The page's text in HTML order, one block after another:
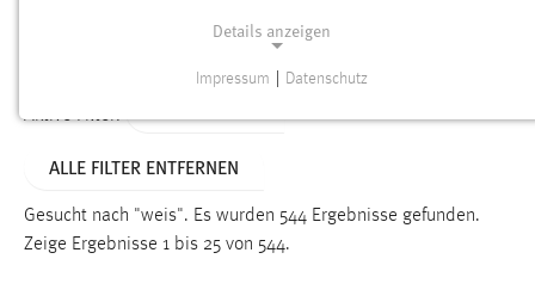
Aktive Filter:
ALLE FILTER ENTFERNEN
Gesucht nach "weis". Es wurden 544 Ergebnisse gefunden.
Zeige Ergebnisse 1 bis 25 von 544.
Details anzeigen
Funktionen und sind für die einwandfreie Funktion der
Einverständnis
Impressum Datenschutz